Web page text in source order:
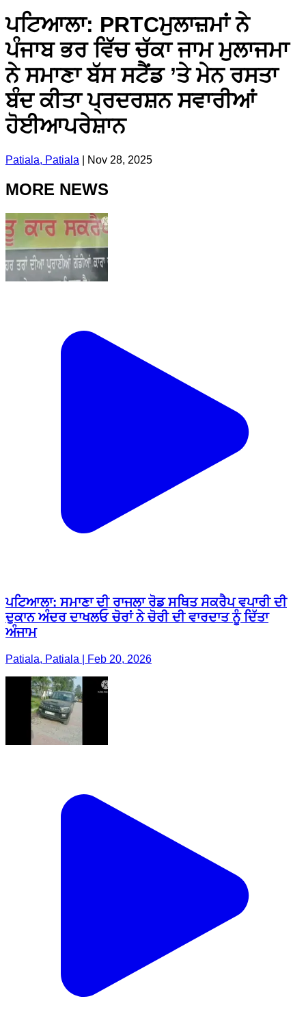
ਪਟਿਆਲਾ: PRTCਮੁਲਾਜ਼ਮਾਂ ਨੇ
ਪੰਜਾਬ ਭਰ ਵਿੱਚ ਚੱਕਾ ਜਾਮ ਮੁਲਾਜਮਾ
ਨੇ ਸਮਾਣਾ ਬੱਸ ਸਟੈਂਡ ’ਤੇ ਮੇਨ ਰਸਤਾ
ਬੰਦ ਕੀਤਾ ਪ੍ਰਦਰਸ਼ਨ ਸਵਾਰੀਆਂ
ਹੋਈਆਪਰੇਸ਼ਾਨ
Patiala, Patiala Nov 28, 2025
MORE NEWS
ਪਟਿਆਲਾ: ਸਮਾਣਾ ਦੀ ਰਾਜਲਾ ਰੋਡ ਸਥਿਤ ਸਕਰੈਪ ਵਪਾਰੀ ਦੀ
ਦੁਕਾਨ ਅੰਦਰ ਦਾਖਲਓ ਚੋਰਾਂ ਨੇ ਚੋਰੀ ਦੀ ਵਾਰਦਾਤ ਨੂੰ ਦਿੱਤਾ
ਅੰਜਾਮ
Patiala, Patiala | Feb 20, 2026